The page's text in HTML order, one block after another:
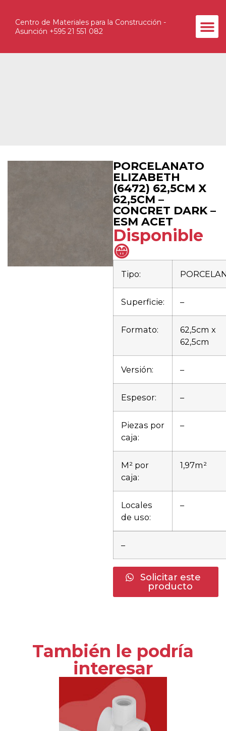
Centro de Materiales para la Construcción -
Asunción +595 21 551 082
PORCELANATO
ELIZABETH
(6472) 62,5CM X
62,5CM –
CONCRET DARK –
ESM ACET
Disponible
😁
Tipo:
Superficie: –
Formato:
62,5cm x
62,5cm
Versión: –
Espesor: –
Piezas por
caja:
–
M² por
caja:
1,97m²
Locales
de uso:
–
–
Solicitar este
producto
También le podría
interesar